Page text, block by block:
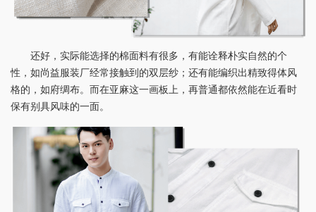
还好，实际能选择的棉面料有很多，有能诠释朴实自然的个
性，如尚益服装厂经常接触到的双层纱；还有能编织出精致得体风
格的，如府绸布。而在亚麻这一画板上，再普通都依然能在近看时
保有别具风味的一面。